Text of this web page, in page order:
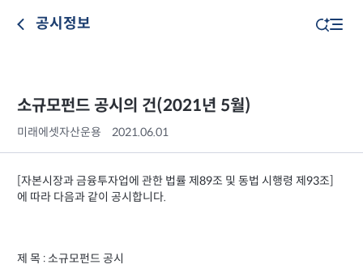
공시정보
소규모펀드 공시의 건(2021년 5월)
미래에셋자산운용 2021.06.01
[자본시장과 금융투자업에 관한 법률 제89조 및 동법 시행령 제93조]
에 따라 다음과 같이 공시합니다.
제 목 : 소규모펀드 공시